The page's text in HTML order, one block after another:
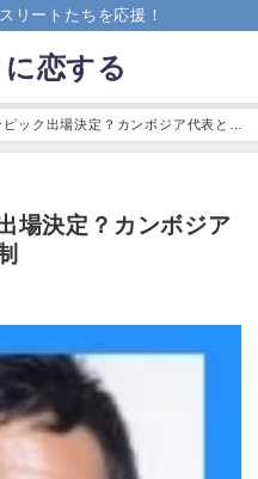
リートたちを応援！
恋する
ック出場決定？カンボジア代表とし
場決定？カンボジア